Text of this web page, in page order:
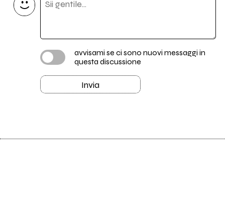
avvisami se ci sono nuovi messaggi in
questa discussione
Invia